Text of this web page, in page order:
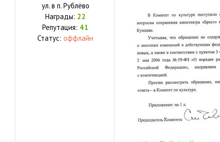
ул. в п. Рублёво
Награды: 22
Репутация: 41
Статус: оффлайн